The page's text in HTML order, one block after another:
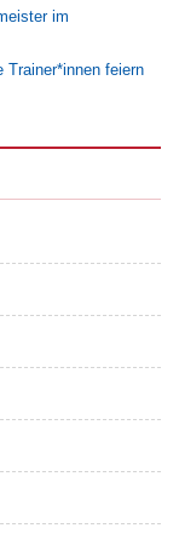
im
Trainer*innen feiern